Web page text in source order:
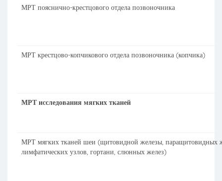
МРТ пояснично-крестцового отдела позвоночника
МРТ крестцово-копчикового отдела позвоночника (копчика)
МРТ исследования мягких тканей
МРТ мягких тканей шеи (щитовидной железы, паращитовидных
лимфатических узлов, гортани, слюнных желез)